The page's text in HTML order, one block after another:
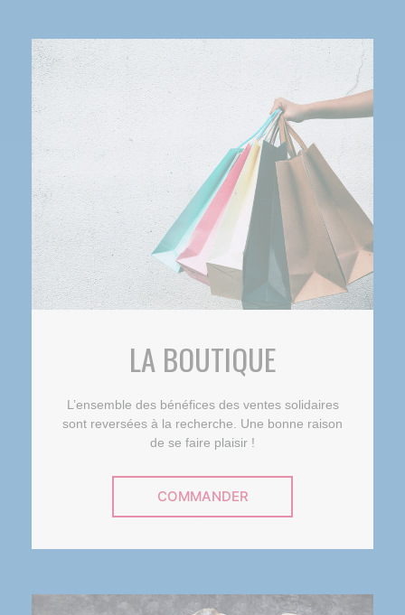
LA BOUTIQUE
L’ensemble des bénéfices des ventes solidaires
sont reversées à la recherche. Une bonne raison
de se faire plaisir !
COMMANDER